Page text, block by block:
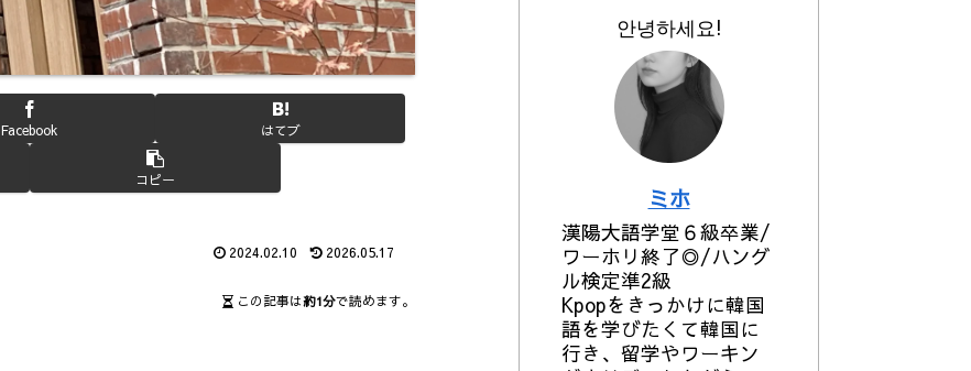
Facebook はてブ
コピー
2024.02.10 2026.05.17
この記事は約1分で読めます。
안녕하세요!
ミホ
漢陽大語学堂６級卒業/
ワーホリ終了◎/ハング
ル検定準2級
Kpopをきっかけに韓国
語を学びたくて韓国に
行き、留学やワーキン